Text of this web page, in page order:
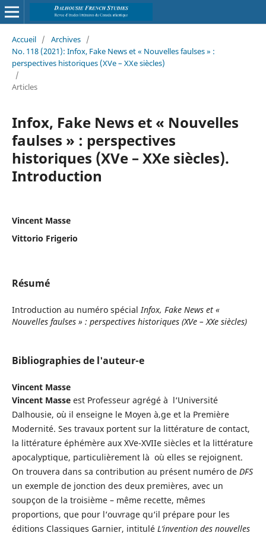
Accueil / Archives /
No. 118 (2021): Infox, Fake News et « Nouvelles faulses » :
perspectives historiques (XVe – XXe siècles)
/
Articles
Infox, Fake News et « Nouvelles
faulses » : perspectives
historiques (XVe – XXe siècles).
Introduction
Vincent Masse
Vittorio Frigerio
Résumé
Introduction au numéro spécialInfox, Fake News et «
Nouvelles faulses » : perspectives historiques (XVe – XXe siècles)
Bibliographies de l'auteur-e
Vincent Masse
Vincent Masse est Professeur agrégé à l‘Université
Dalhousie, où il enseigne le Moyen à‚ge et la Première
Modernité. Ses travaux portent sur la littérature de contact,
la littérature éphémère aux XVe-XVIIe siècles et la littérature
apocalyptique, particulièrement là où elles se rejoignent.
On trouvera dans sa contribution au présent numéro de DFS
un exemple de jonction des deux premières, avec un
soupçon de la troisième – même recette, mêmes
proportions, que pour l‘ouvrage qu‘il prépare pour les
éditions Classiques Garnier, intitulé L‘invention des nouvelles